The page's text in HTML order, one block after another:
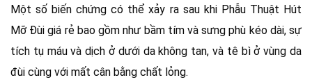
Một số biến chứng có thể xảy ra sau khi Phẫu Thuật Hút
Mỡ Đùi giá rẻ bao gồm như bầm tím và sưng phù kéo dài, sự
tích tụ máu và dịch ở dưới da không tan, và tê bì ở vùng da
đùi cùng với mất cân bằng chất lỏng.